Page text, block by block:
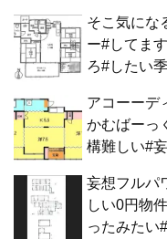
そこ気にな
ー#してま
ろ#したい
アコーーデ
かむばーっ
構難しい#
妄想フルパ
しい0円物
ったみたい